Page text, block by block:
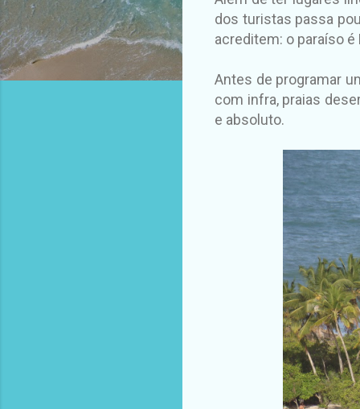
dos turistas passa
acreditem: o paraíso é
Antes de programar
com infra, praias
e absoluto.